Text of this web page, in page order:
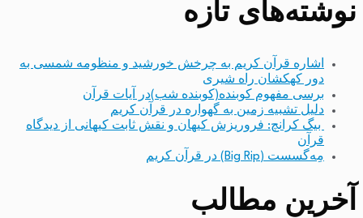
نوشته‌های تازه
اشاره قرآن کریم به چرخش خورشید و منظومه شمسی به
دور کهکشان راه شیری
برسی مفهوم کوبنده(کوبنده شب)در آیات قرآن
دلیل تشبیه زمین به گهواره در قرآن کریم
بیگ کرانچ: فروریزش کیهان و نقش ثابت کیهانی از دیدگاه
قرآن
مِه‌گسست (Big Rip) در قرآن کریم
آخرین مطالب